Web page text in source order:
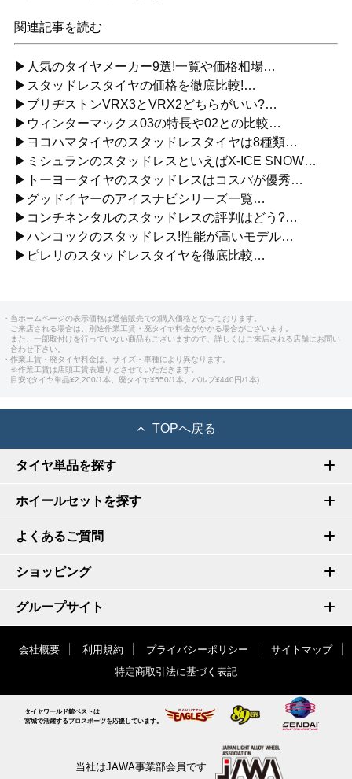
関連記事を読む
▶人気のタイヤメーカー9選!一覧や価格相場…
▶スタッドレスタイヤの価格を徹底比較!…
▶ブリヂストンVRX3とVRX2どちらがいい?…
▶ウィンターマックス03の特長や02との比較…
▶ヨコハマタイヤのスタッドレスタイヤは8種類…
▶ミシュランのスタッドレスといえばX-ICE SNOW…
▶トーヨータイヤのスタッドレスはコスパが優秀…
▶グッドイヤーのアイスナビシリーズ一覧…
▶コンチネンタルのスタッドレスの評判はどう?…
▶ハンコックのスタッドレス!性能が高いモデル…
▶ピレリのスタッドレスタイヤを徹底比較…
・当ホームページの表示価格は通信販売での購入価格となっております。
ご来店される場合は、別途作業工賃・廃タイヤ料金がかかる場合がございます。
また、一部取付けを行っていない商品もございますので、詳しくはご来店される店舗にお問い
合わせ下さい。
・作業工賃・廃タイヤ料金は、サイズ・車種により異なります。
※作業工賃は店頭工賃表通りとさせていただきます。
目安:(タイヤ単品¥2,200/1本、廃タイヤ¥550/1本、バルブ¥440円/1本)
TOPへ戻る
タイヤ単品を探す
ホイールセットを探す
よくあるご質問
ショッピング
グループサイト
会社概要 利用規約 プライバシーポリシー
サイトマップ
特定商取引法に基づく表記
タイヤワールド館ベストは
宮城で活躍するプロスポーツを応援しています。
当社はJAWA事業部会員です